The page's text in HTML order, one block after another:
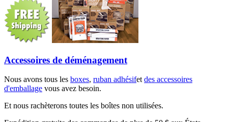
Accessoires de déménagement
Nous avons tous les boxes, ruban adhésifetdes accessoires
d'emballage vous avez besoin.
Et nous rachèterons toutes les boîtes non utilisées.